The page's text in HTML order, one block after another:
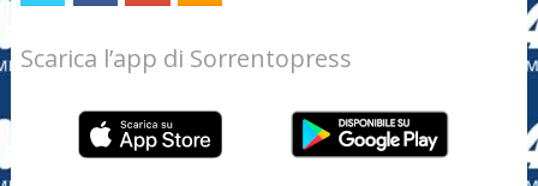
Scarica l’app di Sorrentopress